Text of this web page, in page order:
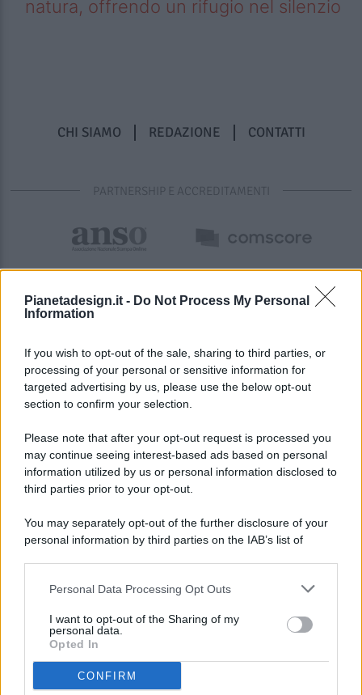
Pianetadesign.it - Do Not Process My Personal
Information
If you wish to opt-out of the sale, sharing to third parties, or
processing of your personal or sensitive information for
targeted advertising by us, please use the below opt-out
section to confirm your selection.
Please note that after your opt-out request is processed you
may continue seeing interest-based ads based on personal
information utilized by us or personal information disclosed to
third parties prior to your opt-out.
You may separately opt-out of the further disclosure of your
personal information by third parties on the IAB’s list of
This information may also be disclosed by us to third parties
disclose it to other third parties.
Personal Data Processing Opt Outs
I want to opt-out of the Sharing of my
personal data.
Opted In
CONFIRM
natura, offrendo un rifugio nel silenzio
CHI SIAMO REDAZIONE CONTATTI
PARTNERSHIP E ACCREDITAMENTI
© 2026 - Pianeta Design - P.IVA 04827280654 - Testata
Registrata Al Tribunale Di Nocera Inferiore N. 8/2020 - RG N.
ISCRIZIONE AL ROC N. 35792 – ISCRITTA ALL’ANSO
(ASSOCIAZIONE NAZIONALE STAMPA ONLINE)
PREFERENZE PRIVACY